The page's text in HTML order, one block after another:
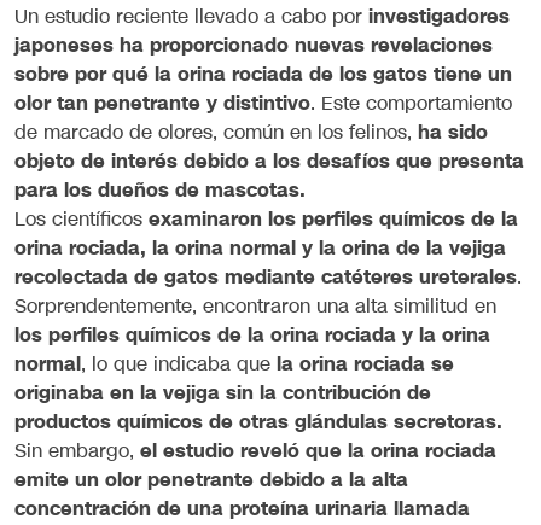
Un estudio reciente llevado a cabo por investigadores
japoneses ha proporcionado nuevas revelaciones
sobre por qué la orina rociada de los gatos tiene un
olor tan penetrante y distintivo. Este comportamiento
de marcado de olores, común en los felinos, ha sido
objeto de interés debido a los desafíos que presenta
para los dueños de mascotas.
Los científicos examinaron los perfiles químicos de la
orina rociada, la orina normal y la orina de la vejiga
recolectada de gatos mediante catéteres ureterales.
Sorprendentemente, encontraron una alta similitud en
los perfiles químicos de la orina rociada y la orina
normal, lo que indicaba que la orina rociada se
originaba en la vejiga sin la contribución de
productos químicos de otras glándulas secretoras.
Sin embargo, el estudio reveló que la orina rociada
emite un olor penetrante debido a la alta
concentración de una proteína urinaria llamada